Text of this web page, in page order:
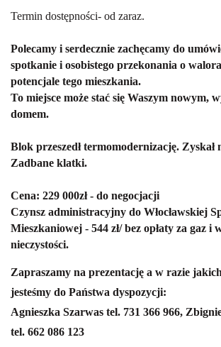
Termin dostępności- od zaraz.
Polecamy i serdecznie zachęcamy do
spotkanie i osobistego przekonania o
potencjale tego mieszkania.
To miejsce może stać się Waszym nowym,
domem.
Blok przeszedł termomodernizację. Zyskał
Zadbane klatki.
Cena: 229 000zł - do negocjacji
Czynsz administracyjny do Włocławskiej
Mieszkaniowej - 544 zł/ bez opłaty za gaz i
nieczystości.
Zapraszamy na prezentację a w razie
jesteśmy do Państwa dyspozycji:
Agnieszka Szarwas tel. 731 366 966,
tel. 662 086 123